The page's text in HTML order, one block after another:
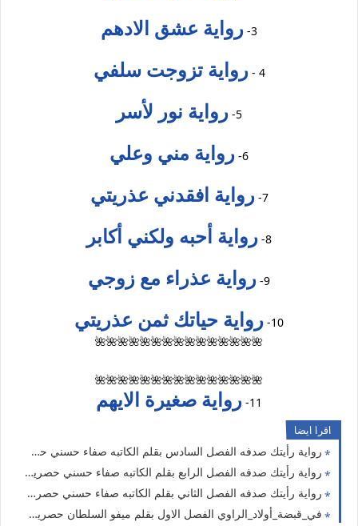
3- رواية عشق الادهم
4 - رواية تزوجت سلفي
5- رواية نور لأسر
6- رواية مني وعلي
7- رواية افقدني عذريتي
8- رواية أحبه ولكني أكابر
9- رواية عذراء مع زوجي
10- رواية حياتك ثمن عذريتي
🌺🌺🌺🌺🌺🌺🌺🌺🌺🌺🌺🌺🌺🌺🌺
🌺🌺🌺🌺🌺🌺🌺🌺🌺🌺🌺🌺🌺🌺🌺
11- رواية صغيرة الايهم
اقرا ايضا
رواية رأيتك صدفه الفصل السادس بقلم الكاتبه صفاء حسني حصريه وجديده
رواية رأيتك صدفه الفصل الرابع بقلم الكاتبه صفاء حسني حصريه وجديده
رواية رأيتك صدفه الفصل الثاني بقلم الكاتبه صفاء حسني حصريه وجديده
في_قبضة_أولاد_الراوي الفصل الاول بقلم ميفو السلطان حصريه وجديده